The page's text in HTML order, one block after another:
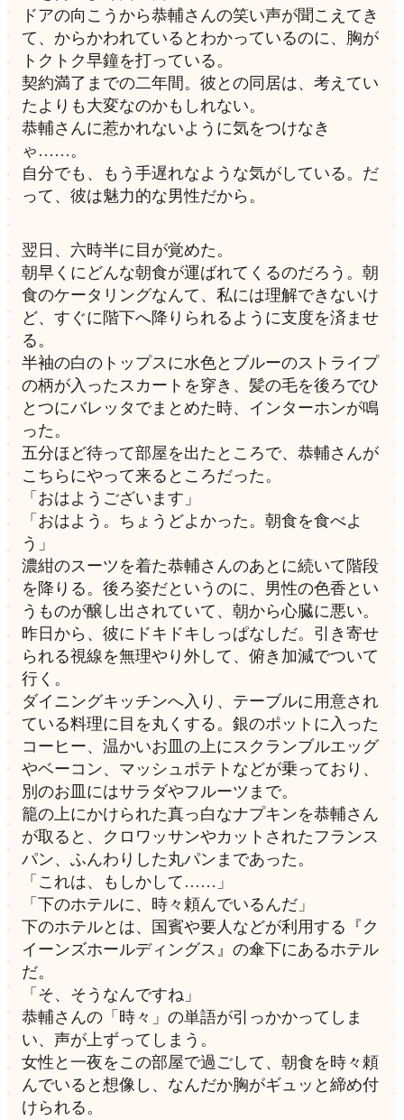
ドアの向こうから恭輔さんの笑い声が聞こえてき
て、からかわれているとわかっているのに、胸が
トクトク早鐘を打っている。
契約満了までの二年間。彼との同居は、考えてい
たよりも大変なのかもしれない。
恭輔さんに惹かれないように気をつけなき
ゃ……。
自分でも、もう手遅れなような気がしている。だ
って、彼は魅力的な男性だから。
翌日、六時半に目が覚めた。
朝早くにどんな朝食が運ばれてくるのだろう。朝
食のケータリングなんて、私には理解できないけ
ど、すぐに階下へ降りられるように支度を済ませ
る。
半袖の白のトップスに水色とブルーのストライプ
の柄が入ったスカートを穿き、髪の毛を後ろでひ
とつにバレッタでまとめた時、インターホンが鳴
った。
五分ほど待って部屋を出たところで、恭輔さんが
こちらにやって来るところだった。
「おはようございます」
「おはよう。ちょうどよかった。朝食を食べよ
う」
濃紺のスーツを着た恭輔さんのあとに続いて階段
を降りる。後ろ姿だというのに、男性の色香とい
うものが醸し出されていて、朝から心臓に悪い。
昨日から、彼にドキドキしっぱなしだ。引き寄せ
られる視線を無理やり外して、俯き加減でついて
行く。
ダイニングキッチンへ入り、テーブルに用意され
ている料理に目を丸くする。銀のポットに入った
コーヒー、温かいお皿の上にスクランブルエッグ
やベーコン、マッシュポテトなどが乗っており、
別のお皿にはサラダやフルーツまで。
籠の上にかけられた真っ白なナプキンを恭輔さん
が取ると、クロワッサンやカットされたフランス
パン、ふんわりした丸パンまであった。
「これは、もしかして……」
「下のホテルに、時々頼んでいるんだ」
下のホテルとは、国賓や要人などが利用する『ク
イーンズホールディングス』の傘下にあるホテル
だ。
「そ、そうなんですね」
恭輔さんの「時々」の単語が引っかかってしま
い、声が上ずってしまう。
女性と一夜をこの部屋で過ごして、朝食を時々頼
んでいると想像し、なんだか胸がギュッと締め付
けられる。